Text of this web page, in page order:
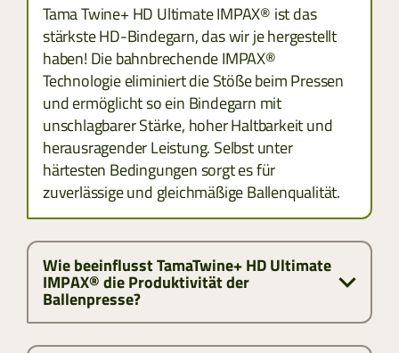
LITAUEN
SLOWAKAI
TÜRKEI
Tama Twine+ HD Ultimate IMPAX® ist das
stärkste HD-Bindegarn, das wir je hergestellt
haben! Die bahnbrechende IMPAX®
Technologie eliminiert die Stöße beim Pressen
und ermöglicht so ein Bindegarn mit
unschlagbarer Stärke, hoher Haltbarkeit und
herausragender Leistung. Selbst unter
härtesten Bedingungen sorgt es für
zuverlässige und gleichmäßige Ballenqualität.
Wie beeinflusst TamaTwine+ HD Ultimate
IMPAX® die Produktivität der
Ballenpresse?